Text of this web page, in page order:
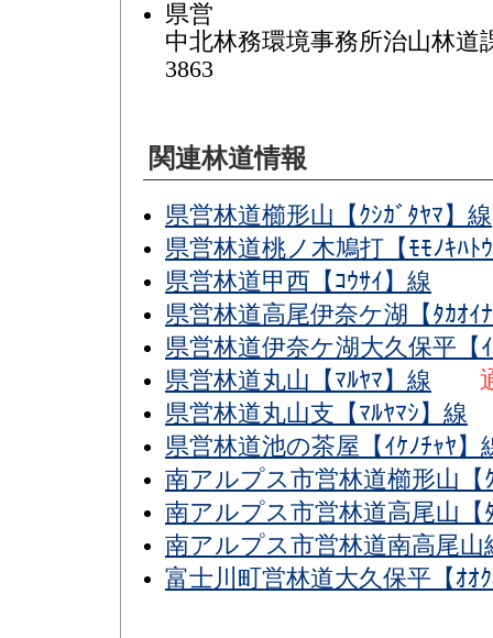
県営
中北林務環境事務所治山林
3863
関連林道情報
県営林道櫛形山【ｸｼｶﾞﾀﾔﾏ】線
県営林道桃ノ木鳩打【ﾓﾓﾉｷﾊﾄ
県営林道甲西【ｺｳｻｲ】線
県営林道高尾伊奈ケ湖【ﾀｶｵｲ
県営林道伊奈ケ湖大久保平【ｲ
県営林道丸山【ﾏﾙﾔﾏ】線
県営林道丸山支【ﾏﾙﾔﾏｼ】線
県営林道池の茶屋【ｲｹﾉﾁｬﾔ】
南アルプス市営林道櫛形山【
南アルプス市営林道高尾山【
南アルプス市営林道南高尾山
富士川町営林道大久保平【ｵｵ